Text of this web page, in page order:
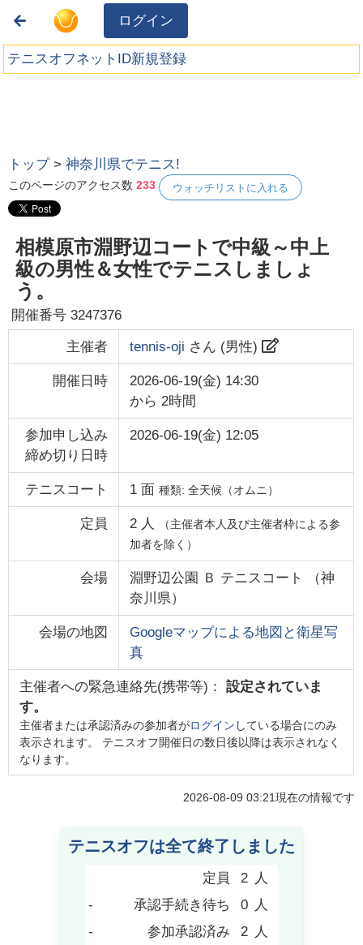
ログイン
テニスオフネットID新規登録
トップ >神奈川県でテニス!
このページのアクセス数233 ウォッチリストに入れる
相模原市淵野辺コートで中級～中上
級の男性＆女性でテニスしましょ
う。
開催番号3247376
主催者 tennis-oji さん (男性)
開催日時
2026-06-19(金) 14:30
から 2時間
参加申し込み
締め切り日時
2026-06-19(金) 12:05
テニスコート 1面 種類: 全天候（オムニ）
定員 2 人
（主催者本人及び主催者枠による参
加者を除く）
会場 淵野辺公園 Ｂ テニスコート （神
奈川県）
会場の地図
Googleマップによる地図と衛星写
真
主催者への緊急連絡先(携帯等)： 設定されていま
す。
主催者または承認済みの参加者がログイン している場合にのみ
表示されます。 テニスオフ開催日の数日後以降は表示されなく
なります。
2026-08-09 03:21現在の情報です
テニスオフは全て終了しました
定員 2 人
-
承認手続き待ち 0 人
-
参加承認済み 2 人